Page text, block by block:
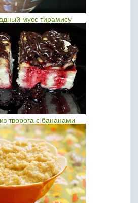
мусс тирамису
творога с бананами